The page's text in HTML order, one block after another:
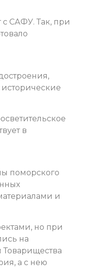
с САФУ. Так, при
в
поморского
и
но при
на
Товарищества
а с нею